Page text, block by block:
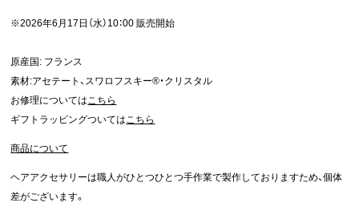
※2026年6月17日（水）10：00 販売開始
原産国: フランス
素材:アセテート、スワロフスキー®・クリスタル
お修理についてはこちら
ギフトラッピングついてはこちら
商品について
ヘアアクセサリーは職人がひとつひとつ手作業で製作しておりますため、個体
差がございます。